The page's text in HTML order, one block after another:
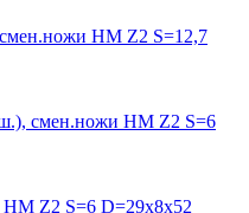
HM Z2 S=12,7
смен.ножи HM Z2 S=6
Z2 S=6 D=29x8x52